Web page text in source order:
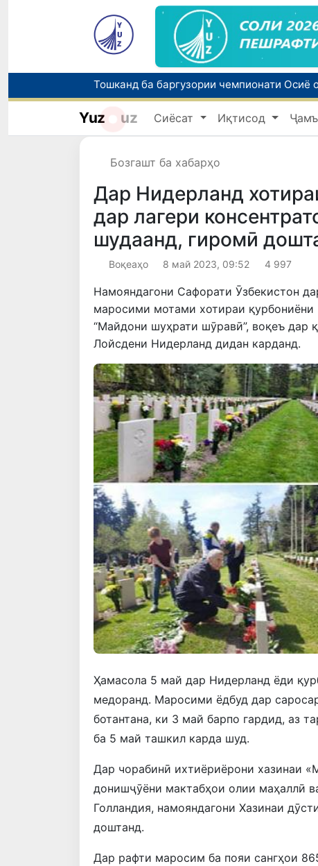
Yuz uz Сиёсат Иқтисод
Бозгашт ба хабарҳо
Дар Нидерланд
дар лагери
шудаанд, гиромӣ
Воқеаҳо 8 май 2023, 09:52 4 997
Намояндагони Сафорати Ӯзбекистон
маросими мотами хотираи
“Майдони шуҳрати шӯравӣ”, воқеъ дар
Лойсдени Нидерланд дидан карданд.
Ҳамасола 5 май дар Нидерланд ёди
медоранд. Маросими ёдбуд дар
ботантана, ки 3 май барпо гардид, аз
ба 5 май ташкил карда шуд.
Дар чорабинӣ ихтиёриёрони хазинаи
донишҷӯёни мактабҳои олии маҳаллӣ
Голландия, намояндагони Хазинаи
доштанд.
Дар рафти маросим ба пояи сангҳои